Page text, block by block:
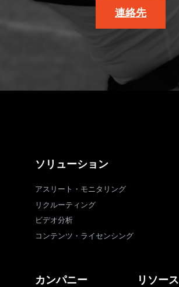
連絡先
ソリューション
アスリート・モニタリング
リクルーティング
ビデオ分析
コンテンツ・ライセンシング
カンパニー リソース